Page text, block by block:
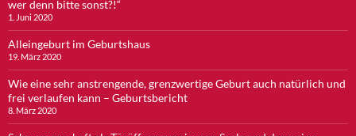
wer denn bitte sonst?!“
1. Juni 2020
Alleingeburt im Geburtshaus
19. März 2020
Wie eine sehr anstrengende, grenzwertige Geburt auch natürlich und
frei verlaufen kann – Geburtsbericht
8. März 2020